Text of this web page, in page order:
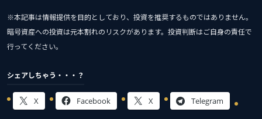
※本記事は情報提供を目的としており、投資を推奨するものではありません。
暗号資産への投資は元本割れのリスクがあります。投資判断はご自身の責任で
行ってください。
シェアしちゃう・・・？
X Facebook X Telegram